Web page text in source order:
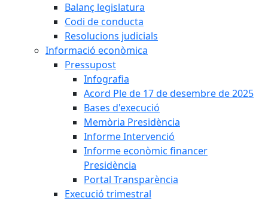
Balanç legislatura
Codi de conducta
Resolucions judicials
Informació econòmica
Pressupost
Infografia
Acord Ple de 17 de desembre de 2025
Bases d'execució
Memòria Presidència
Informe Intervenció
Informe econòmic financer
Presidència
Portal Transparència
Execució trimestral